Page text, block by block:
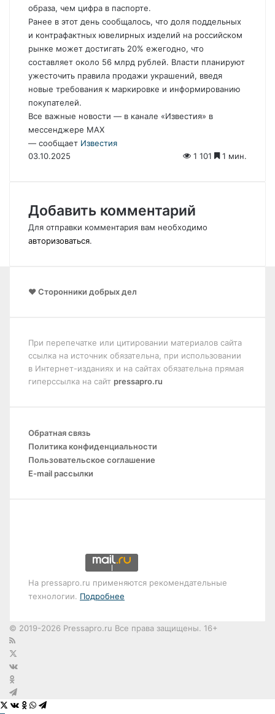
образа, чем цифра в паспорте.
Ранее в этот день сообщалось, что доля поддельных
и контрафактных ювелирных изделий на российском
рынке может достигать 20% ежегодно, что
составляет около 56 млрд рублей. Власти планируют
ужесточить правила продажи украшений, введя
новые требования к маркировке и информированию
покупателей.
Все важные новости — в канале «Известия» в
мессенджере МАХ
— сообщает Известия
03.10.2025
1 101 1 мин.
Добавить комментарий
Для отправки комментария вам необходимо
авторизоваться.
❤️ Сторонники добрых дел
При перепечатке или цитировании материалов сайта
ссылка на источник обязательна, при использовании
в Интернет-изданиях и на сайтах обязательна прямая
гиперссылка на сайт pressapro.ru
Обратная связь
Политика конфиденциальности
Пользовательское соглашение
E-mail рассылки
На pressapro.ru применяются рекомендательные
технологии. Подробнее
© 2019-2026 Pressapro.ru Все права защищены. 16+
новостей
dzen
X ВКонтакте
Одноклассники
WhatsApp